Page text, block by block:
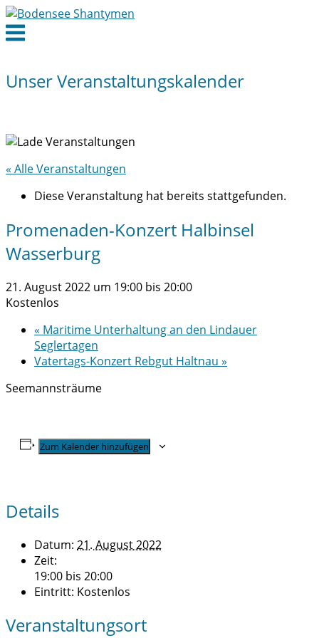
Skip
to
content
Menu
Unser Veranstaltungskalender
« Alle Veranstaltungen
Diese Veranstaltung hat bereits stattgefunden.
Promenaden-Konzert Halbinsel
Wasserburg
21. August 2022 um 19:00 bis 20:00
Kostenlos
« Maritime Unterhaltung an den Lindauer
Seglertagen
Vatertags-Konzert Rebgut Haltnau »
Seemannsträume
Zum Kalender hinzufügen
Details
Datum: 21. August 2022
Zeit:
19:00 bis 20:00
Eintritt: Kostenlos
Veranstaltungsort